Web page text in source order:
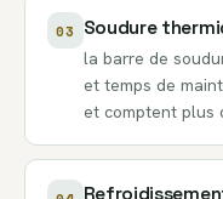
03 Soudure
la barre de
et temps de
et comptent plus